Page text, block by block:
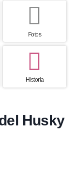
Fotos
Historia
Husky